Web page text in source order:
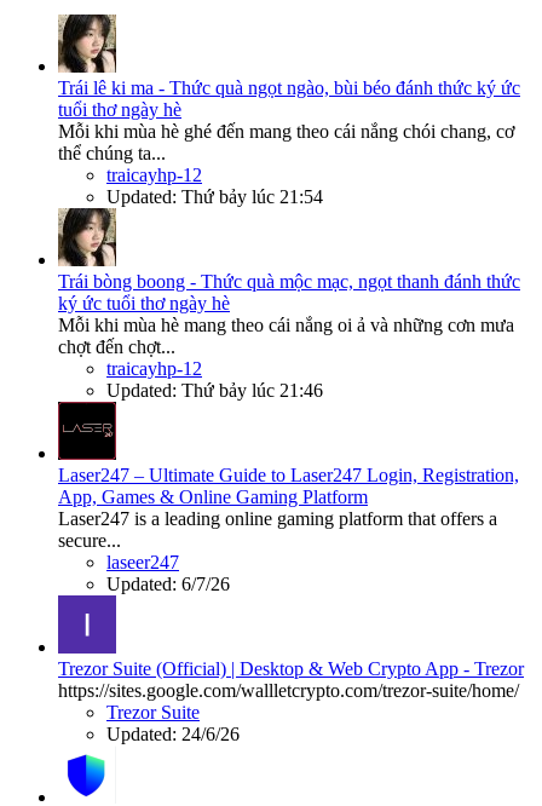
Trái lê ki ma - Thức quà ngọt ngào, bùi béo đánh thức ký ức
tuổi thơ ngày hè
Mỗi khi mùa hè ghé đến mang theo cái nắng chói chang, cơ
thể chúng ta...
traicayhp-12
Updated: Thứ bảy lúc 21:54
Trái bòng boong - Thức quà mộc mạc, ngọt thanh đánh thức
ký ức tuổi thơ ngày hè
Mỗi khi mùa hè mang theo cái nắng oi ả và những cơn mưa
chợt đến chợt...
traicayhp-12
Updated: Thứ bảy lúc 21:46
Laser247 – Ultimate Guide to Laser247 Login, Registration,
App, Games & Online Gaming Platform
Laser247 is a leading online gaming platform that offers a
secure...
laseer247
Updated: 6/7/26
Trezor Suite (Official) | Desktop & Web Crypto App - Trezor
https://sites.google.com/wallletcrypto.com/trezor-suite/home/
Trezor Suite
Updated: 24/6/26